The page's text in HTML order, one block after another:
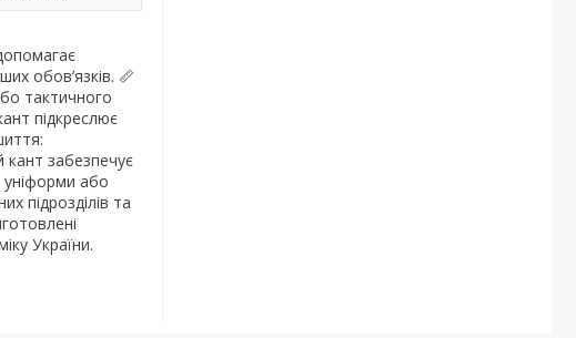
обов’язків. 📏
тактичного
підкреслює
кант забезпечує
уніформи або
підрозділів та
України.